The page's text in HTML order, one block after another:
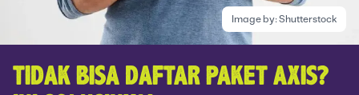
Image by:Shutterstock
TIDAK BISA DAFTAR PAKET AXIS?